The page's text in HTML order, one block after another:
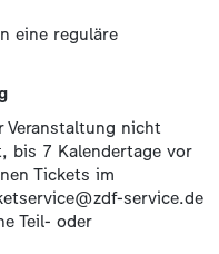
eine reguläre
Veranstaltung nicht
bis 7 Kalendertage vor
Tickets im
service.de
Teil- oder